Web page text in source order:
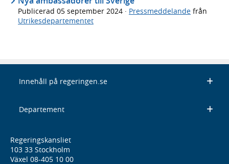
Publicerad 05 september 2024 · Pressmeddelande från
Utrikesdepartementet
Innehåll på regeringen.se
Departement
Regeringskansliet
103 33 Stockholm
Växel 08-405 10 00